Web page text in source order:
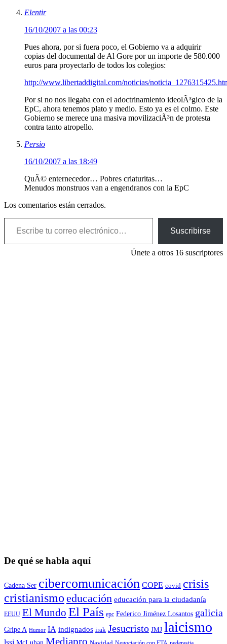
Elentir
16/10/2007 a las 00:23
Pues ahora, por si fuera poco, el Gobierno va a adquirir
copias del documental de Al Gore por un importe de 580.000
euros para proyectarlo de todos los colegios:
http://www.libertaddigital.com/noticias/
Por si no nos llegaba con el adoctrinamiento ideolÃ³gico de la
EpC, ahora tenemos plato y medio. Esto ya es el colmo. Este
Gobierno se merece una masiva movilizaciÃ³n de protesta
contra tanto atropello.
Persio
16/10/2007 a las 18:49
QuÃ© enternecedor… Pobres criaturitas…
Menudos monstruos van a engendranos con la EpC
Los comentarios están cerrados.
Escribe tu correo electrónico…
Suscribirse
Únete a otros 16 suscriptores
De qué se habla aquí
Cadena Ser cibercomunicación COPE covid crisis
cristianismo educación educación para la ciudadaní­a
EEUU El Mundo El País epc Federico Jiménez Losantos galicia
Gripe A Humor IA indignados irak Jesucristo JMJ laicismo
lssi Mediapro